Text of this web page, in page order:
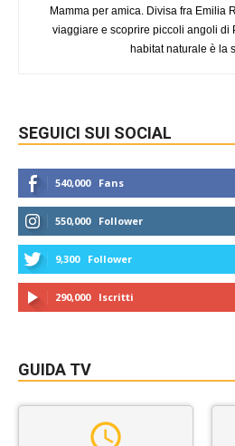
Mamma per amica. Divisa fra Emilia
viaggiare e scoprire piccoli angoli di
habitat naturale è la
SEGUICI SUI SOCIAL
540,000 Fans
550,000 Follower
9,300 Follower
290,000 Iscritti
GUIDA TV